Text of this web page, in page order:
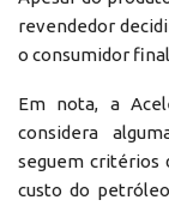
revendedor
o consumidor
Em nota, a
considera
seguem critérios
custo do